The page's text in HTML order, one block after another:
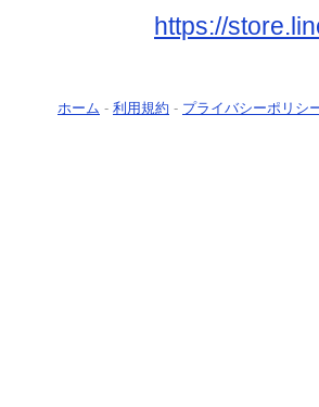
https://
ホーム - 利用規約 - プライバシーポリシ